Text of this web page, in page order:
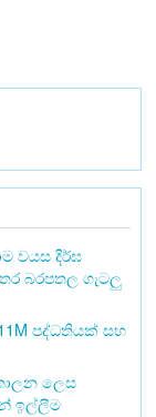
වයස දීර්ඝ
බරපතල ගැටලු
පද්ධතියක් සහ
ලෙස
ඉල්ලීම